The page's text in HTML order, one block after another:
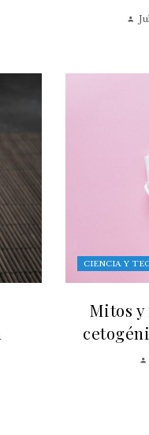
CIENCIA Y
Mitos